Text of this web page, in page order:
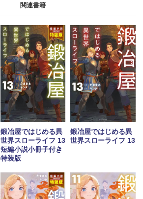
関連書籍
鍛冶屋ではじめる異
世界スローライフ 13
短編小説小冊子付き
特装版
鍛冶屋ではじめる異
世界スローライフ 13